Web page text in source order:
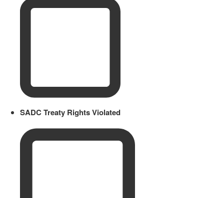
SADC Treaty Rights Violated